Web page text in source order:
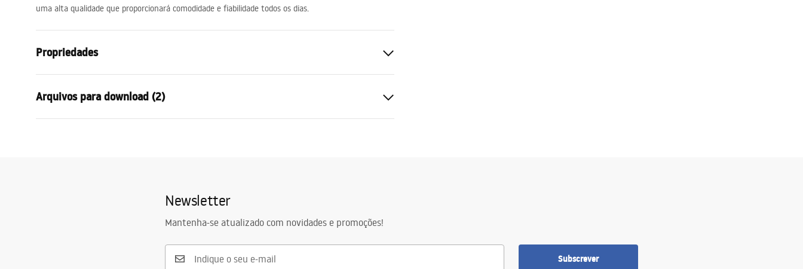
uma alta qualidade que proporcionará comodidade e fiabilidade todos os dias.
Propriedades
Método de instalação
Cor
Aço escovado
60
PVD
150mm
Arquivos para download (2)
Newsletter
Mantenha-se atualizado com novidades e promoções!
Subscrever